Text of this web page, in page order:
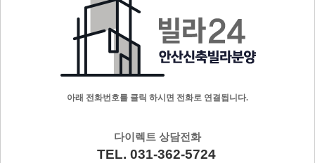
아래 전화번호를 클릭 하시면 전화로 연결됩니다.
다이렉트 상담전화
TEL. 031-362-5724